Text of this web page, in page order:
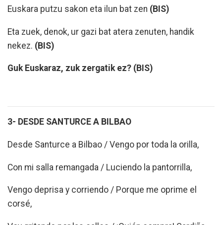
Euskara putzu sakon eta ilun bat zen (BIS)
Eta zuek, denok, ur gazi bat atera zenuten, handik
nekez. (BIS)
Guk Euskaraz, zuk zergatik ez? (BIS)
3- DESDE SANTURCE A BILBAO
Desde Santurce a Bilbao / Vengo por toda la orilla,
Con mi salla remangada / Luciendo la pantorrilla,
Vengo deprisa y corriendo / Porque me oprime el
corsé,